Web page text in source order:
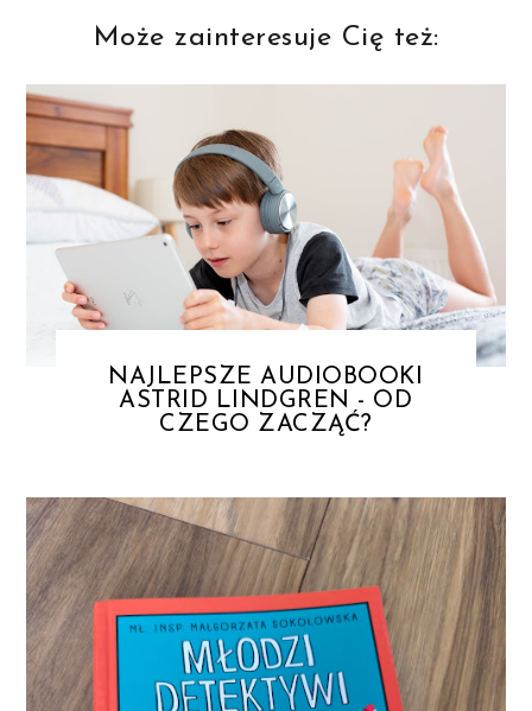
Może zainteresuje Cię też:
NAJLEPSZE AUDIOBOOKI
ASTRID LINDGREN - OD
CZEGO ZACZĄĆ?